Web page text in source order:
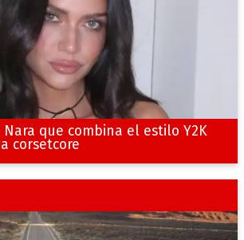
Nara que combina el estilo Y2K
corsetcore